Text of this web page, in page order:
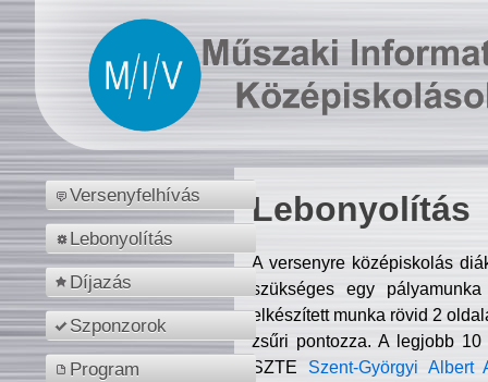
Versenyfelhívás
Lebonyolítás
Díjazás
Szponzorok
Program
Lebonyolítás
A versenyre középiskolás
szükséges egy
elkészített munka rövid 2
zsűri pontozza. A legjobb
SZTE Szent-Györgyi Albert